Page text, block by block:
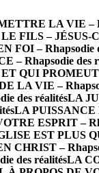
LA VIE –
FILS – JÉSUS-
FOI – Rhapsodie
– Rhapsodie des
QUI PROMEUT
LA VIE –
des réalitésLA
LA PUISSANCE
ESPRIT –
EST PLUS
CHRIST –
des réalitésLA